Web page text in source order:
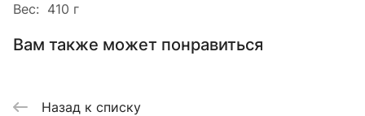
Вес: 410 г
Вам также может понравиться
Назад к списку